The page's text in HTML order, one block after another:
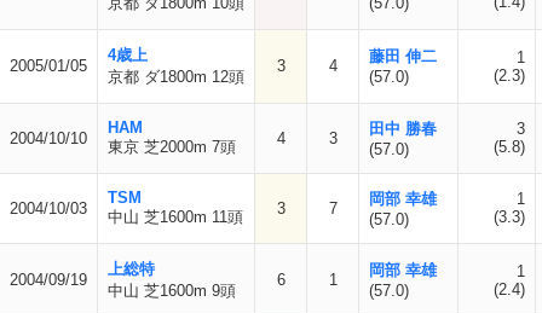
2005/01/05
4歳上
京都 ダ1800m 12頭
3 4
藤田 伸二
(57.0)
1
(2.3)
2004/10/10
HAM
東京 芝2000m 7頭
4 3
田中 勝春
(57.0)
3
(5.8)
2004/10/03
TSM
中山 芝1600m 11頭
3 7
岡部 幸雄
(57.0)
1
(3.3)
2004/09/19
上総特
中山 芝1600m 9頭
6 1
岡部 幸雄
(57.0)
1
(2.4)